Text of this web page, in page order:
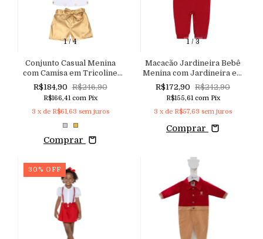
1/4
Conjunto Casual Menina
com Camisa em Tricoline
Bordada e Lastex no Punho,
Shorts em Couro Eco com
Laço
R$184,90 R$246,90
R$166,41 com Pix
3 x de R$61,63 sem juros
Comprar
1/ 3
Macacão Jardineira Bebê
Menina com Jardineira em
Sarja com Elastano e
Camisa Body em Tricoline
Xadrez
R$172,90 R$242,90
R$155,61 com Pix
3 x de R$57,63 sem juros
Comprar
30 % OFF